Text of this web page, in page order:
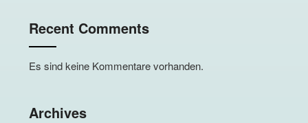
Recent Comments
Es sind keine Kommentare vorhanden.
Archives